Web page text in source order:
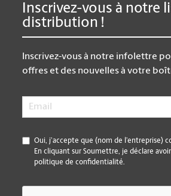
Inscrivez-vous à notre
distribution !
Inscrivez-vous à notre infolettre
offres et des nouvelles à votre
Email
*
Oui, j’accepte que (nom de l’entreprise)
En cliquant sur Soumettre, je déclare
politique de confidentialité.